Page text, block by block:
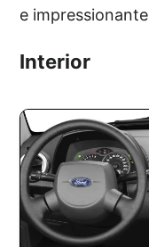
e
Interior